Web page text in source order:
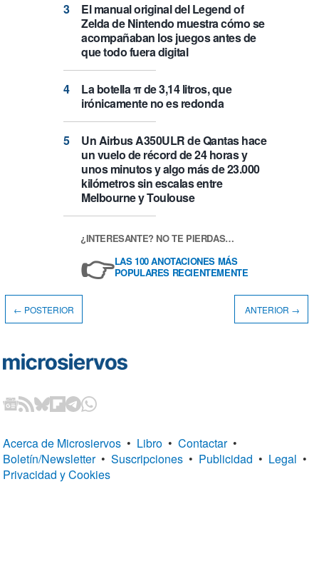
El manual original del Legend of
Zelda de Nintendo muestra cómo se
acompañaban los juegos antes de
que todo fuera digital
La botella π de 3,14 litros, que
irónicamente no es redonda
Un Airbus A350ULR de Qantas hace
un vuelo de récord de 24 horas y
unos minutos y algo más de 23.000
kilómetros sin escalas entre
Melbourne y Toulouse
¿INTERESANTE? NO TE PIERDAS…
👉LAS 100 ANOTACIONES MÁS
POPULARES RECIENTEMENTE
← POSTERIOR ANTERIOR →
Acerca de Microsiervos • Libro • Contactar •
Boletín/Newsletter • Suscripciones • Publicidad • Legal •
Privacidad y Cookies